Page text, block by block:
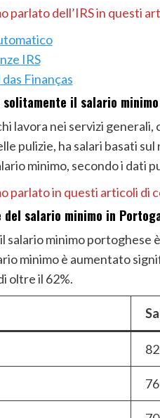
parlato dell’IRS in questi
IRS
Finanças
solitamente il salario
lavora nei servizi
pulizie, ha salari basati
minimo, secondo i dati
parlato in questi articoli di
del salario minimo in
salario minimo
minimo è aumentato
oltre il 62%.